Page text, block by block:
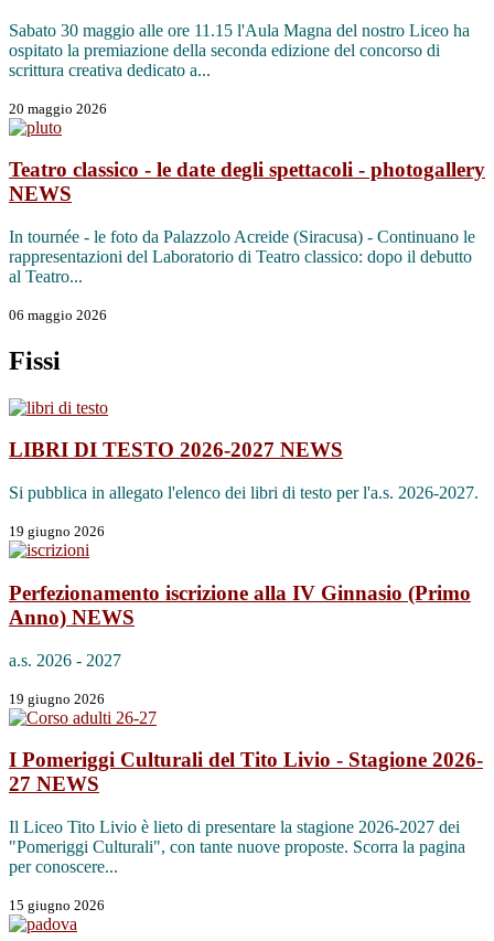
Sabato 30 maggio alle ore 11.15 l'Aula Magna del nostro Liceo ha
ospitato la premiazione della seconda edizione del concorso di
scrittura creativa dedicato a...
20 maggio 2026
Teatro classico - le date degli spettacoli - photogallery
NEWS
In tournée - le foto da Palazzolo Acreide (Siracusa) - Continuano le
rappresentazioni del Laboratorio di Teatro classico: dopo il debutto
al Teatro...
06 maggio 2026
Fissi
LIBRI DI TESTO 2026-2027 NEWS
Si pubblica in allegato l'elenco dei libri di testo per l'a.s. 2026-2027.
19 giugno 2026
Perfezionamento iscrizione alla IV Ginnasio (Primo
Anno) NEWS
a.s. 2026 - 2027
19 giugno 2026
I Pomeriggi Culturali del Tito Livio - Stagione 2026-
27 NEWS
Il Liceo Tito Livio è lieto di presentare la stagione 2026-2027 dei
"Pomeriggi Culturali", con tante nuove proposte. Scorra la pagina
per conoscere...
15 giugno 2026